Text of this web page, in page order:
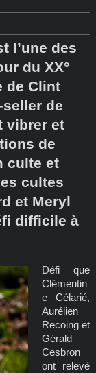
l’une des
du XX°
de Clint
de
vibrer et
de
culte et
cultes
et Meryl
difficile à
Défi que
Clémentin
e Célarié,
Aurélien
Recoing et
Gérald
Cesbron
ont relevé